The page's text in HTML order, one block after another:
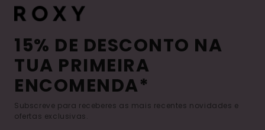
15% DE DESCONTO NA
TUA PRIMEIRA
ENCOMENDA*
Subscreve para receberes as mais recentes novidades e
ofertas exclusivas.